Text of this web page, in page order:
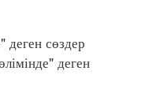
сөздер
деген